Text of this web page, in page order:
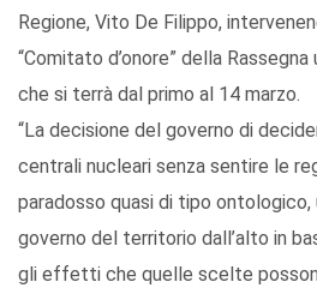
Regione, Vito De Filippo,
“Comitato d’onore” della
che si terrà dal primo al 14 marzo.
“La decisione del governo di
centrali nucleari senza sentire le
paradosso quasi di tipo ontologico,
governo del territorio dall’alto in
gli effetti che quelle scelte